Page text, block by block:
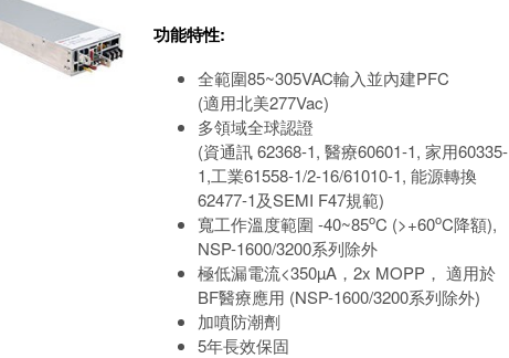
功能特性:
全範圍85~305VAC輸入並內建PFC
(適用北美277Vac)
多領域全球認證
(資通訊 62368-1, 醫療60601-1, 家用60335-
1,工業61558-1/2-16/61010-1, 能源轉換
62477-1及SEMI F47規範)
寬工作溫度範圍 -40~85oC (>+60oC降額),
NSP-1600/3200系列除外
極低漏電流<350µA，2x MOPP， 適用於
BF醫療應用 (NSP-1600/3200系列除外)
加噴防潮劑
5年長效保固